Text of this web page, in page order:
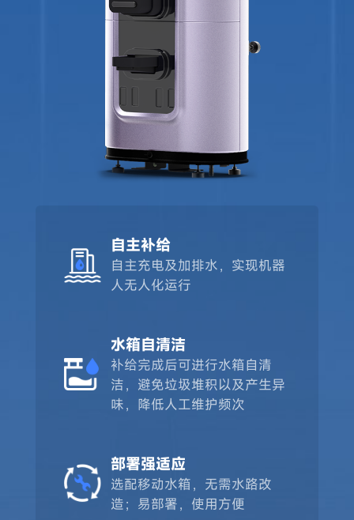
自主补给
自主充电及加排水，实现机器
人无人化运行
水箱自清洁
补给完成后可进行水箱自清
洁，避免垃圾堆积以及产生异
味，降低人工维护频次
部署强适应
选配移动水箱，无需水路改
造；易部署，使用方便